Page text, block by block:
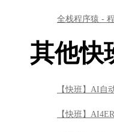
全栈程序猿 -
其他快
【快班】AI自
【快班】